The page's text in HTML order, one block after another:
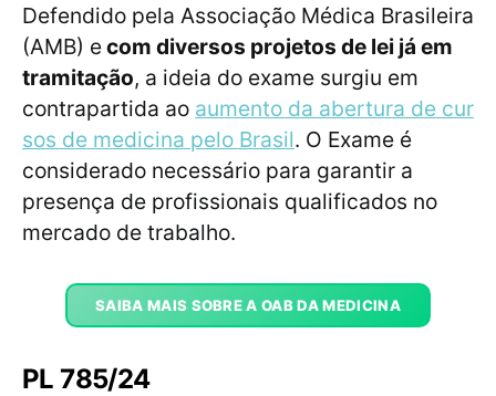
Defendido pela Associação Médica Brasileira
(AMB) ecom diversos projetos de lei já em
tramitação, a ideia do exame surgiu em
contrapartida ao aumento da abertura de cur
sos de medicina pelo Brasil. O Exame é
considerado necessário para garantir a
presença de profissionais qualificados no
mercado de trabalho.
SAIBA MAIS SOBRE A OAB DA MEDICINA
PL 785/24